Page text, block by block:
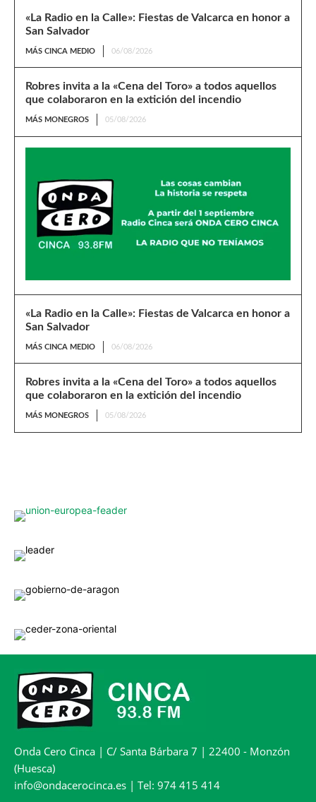
«La Radio en la Calle»: Fiestas de Valcarca en honor a
San Salvador
MÁS CINCA MEDIO 06/08/2026
Robres invita a la «Cena del Toro» a todos aquellos
que colaboraron en la extición del incendio
MÁS MONEGROS 05/08/2026
«La Radio en la Calle»: Fiestas de Valcarca en honor a
San Salvador
MÁS CINCA MEDIO 06/08/2026
Robres invita a la «Cena del Toro» a todos aquellos
que colaboraron en la extición del incendio
MÁS MONEGROS 05/08/2026
Onda Cero Cinca | C/ Santa Bárbara 7 | 22400 - Monzón
(Huesca)
info@ondacerocinca.es | Tel: 974 415 414